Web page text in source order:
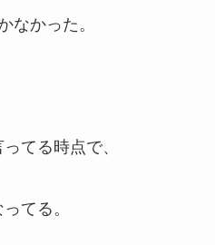
なかった。
てる時点で、
てる。